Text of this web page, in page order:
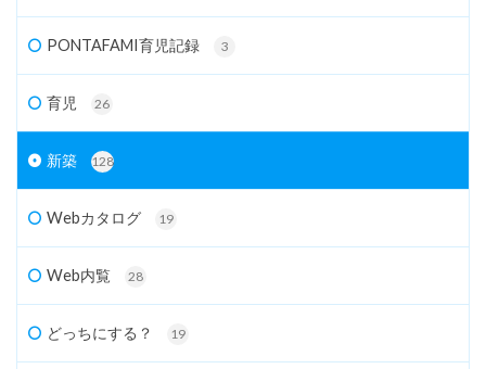
PONTAFAMI育児記録 3
育児 26
新築 128
Webカタログ 19
Web内覧 28
どっちにする？ 19